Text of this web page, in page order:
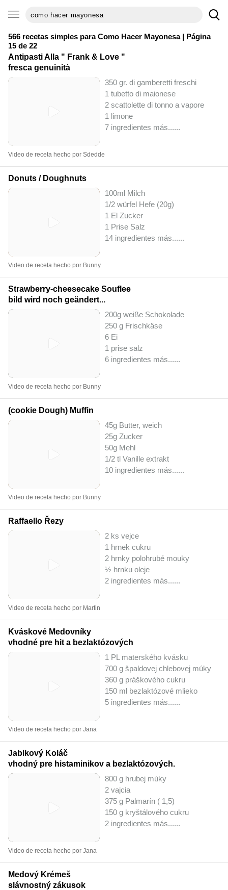
566 recetas simples paraComo Hacer Mayonesa| Página
15 de 22
Antipasti Alla " Frank & Love "
fresca genuinità
350 gr. di gamberetti freschi
1 tubetto di maionese
2 scattolette di tonno a vapore
1 limone
7 ingredientes más......
Video de receta hecho por Sdedde
Donuts / Doughnuts
100ml Milch
1/2 würfel Hefe (20g)
1 El Zucker
1 Prise Salz
14 ingredientes más......
Video de receta hecho por Bunny
Strawberry-cheesecake Souflee
bild wird noch geändert...
200g weiße Schokolade
250 g Frischkäse
6 Ei
1 prise salz
6 ingredientes más......
Video de receta hecho por Bunny
(cookie Dough) Muffin
45g Butter, weich
25g Zucker
50g Mehl
1/2 tl Vanille extrakt
10 ingredientes más......
Video de receta hecho por Bunny
Raffaello Řezy
2 ks vejce
1 hrnek cukru
2 hrnky polohrubé mouky
½ hrnku oleje
2 ingredientes más......
Video de receta hecho por Martin
Kváskové Medovníky
vhodné pre hit a bezlaktózových
1 PL materského kvásku
700 g špaldovej chlebovej múky
360 g práškového cukru
150 ml bezlaktózové mlieko
5 ingredientes más......
Video de receta hecho por Jana
Jablkový Koláč
vhodný pre histaminikov a bezlaktózových.
800 g hrubej múky
2 vajcia
375 g Palmarín ( 1,5)
150 g kryštálového cukru
2 ingredientes más......
Video de receta hecho por Jana
Medový Krémeš
slávnostný zákusok